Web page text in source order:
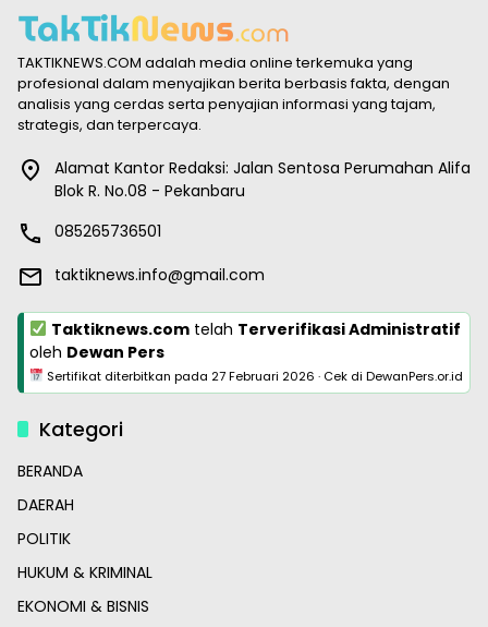
TAKTIKNEWS.COM adalah media online terkemuka yang
profesional dalam menyajikan berita berbasis fakta, dengan
analisis yang cerdas serta penyajian informasi yang tajam,
strategis, dan terpercaya.
Alamat Kantor Redaksi: Jalan Sentosa Perumahan Alifa
Blok R. No.08 - Pekanbaru
085265736501
taktiknews.info@gmail.com
Taktiknews.comtelah Terverifikasi Administratif
oleh Dewan Pers
Sertifikat diterbitkan pada 27 Februari 2026 · Cek di DewanPers.or.id
Kategori
BERANDA
DAERAH
POLITIK
HUKUM & KRIMINAL
EKONOMI & BISNIS